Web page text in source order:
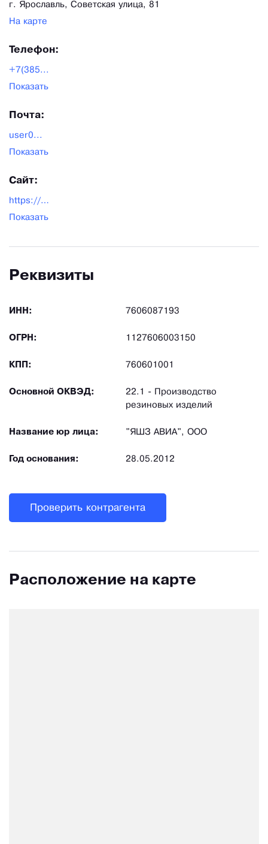
г. Ярославль, Советская улица, 81
На карте
Телефон:
+7(385...
Показать
Почта:
user0...
Показать
Сайт:
https://aviatyres.ru/
Показать
Реквизиты
ИНН: 7606087193
ОГРН: 1127606003150
КПП: 760601001
Основной ОКВЭД:
22.1 - Производство
резиновых изделий
Название юр лица: "ЯШЗ АВИА", ООО
Год основания: 28.05.2012
Проверить контрагента
Расположение на карте